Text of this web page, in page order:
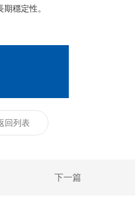
穩定性。
回列表
下一篇